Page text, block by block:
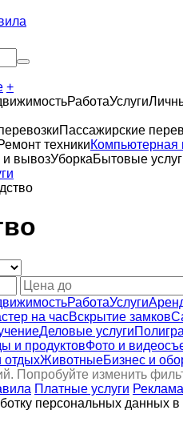
+
РаботаУслуги
Пассажирские
техники
и вывозУборкаБытовые
РаботаУслуги
на часВскрытие замков
Деловые услуги
и продуктовФото и
отдыхЖивотныеБизнес и
Попробуйте изменить
Платные услуги
персональных данных в